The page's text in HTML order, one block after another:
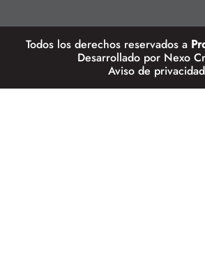
Todos los derechos reservados a
Desarrollado por Nexo
Aviso de privacidad